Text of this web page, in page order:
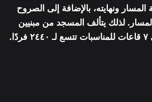
المسار ونهايته، بالإضافة إلى الصروح
لذلك يتألف المسجد من مبنيين